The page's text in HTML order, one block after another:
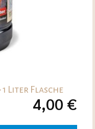
Liter Flasche
4,00 €